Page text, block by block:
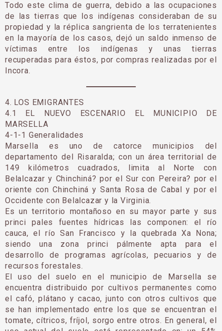
Todo este clima de guerra, debido a las ocupaciones
de las tierras que los indígenas consideraban de su
propiedad y la réplica sangrienta de los terratenientes
en la mayoría de los casos, dejó un saldo inmenso de
víctimas entre los indígenas y unas tierras
recuperadas para éstos, por compras realizadas por el
Incora.
4. LOS EMIGRANTES
4.1 EL NUEVO ESCENARIO EL MUNICIPIO DE
MARSELLA
4-1-1 Generalidades
Marsella es uno de catorce municipios del
departamento del Risaralda; con un área territorial de
149 kilómetros cuadrados, limita al Norte con
Belalcazar y Chinchiná? por el Sur con Pereira? por el
oriente con Chinchiná y Santa Rosa de Cabal y por el
Occidente con Belalcazar y la Virginia.
Es un territorio montañoso en su mayor parte y sus
princi pales fuentes hídricas las componen: el río
cauca, el río San Francisco y la quebrada Xa Nona;
siendo una zona princi pálmente apta para el
desarrollo de programas agrícolas, pecuarios y de
recursos forestales.
El uso del suelo en el municipio de Marsella se
encuentra distribuido por cultivos permanentes como
el cafó, plátano y cacao, junto con otros cultivos que
se han implementado entre los que se encuentran el
tomate, cítricos, fríjol, sorgo entre otros. En general, el